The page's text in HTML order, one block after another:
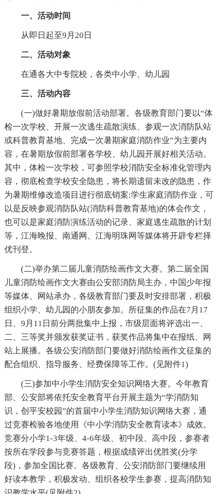
一、活动时间
从即日起至9月20日
二、活动对象
在通各大中专院校，各类中小学、幼儿园
三、活动内容
(一)做好暑期放假前活动部署。各级教育部门要以“体
检一次学校、开展一次逃生疏散演练、参观一次消防队站
或科普教育基地、完成一次暑期家庭消防作业”为主要内
容，在暑期放假前部署各学校、幼儿园开展好相关活动。
其中，体检一次学校，可参照学校消防安全标准化管理内
容，彻底检查学校安全隐患，将长期遗留未改的隐患，作
为暑期维修改造项目进行彻底销案;学生家庭消防作业，可
以是反映参观消防队站(消防科普教育基地)的体会作文，
也可以是家庭消防演练活动的记录、家庭逃生疏散的计划
等，江海晚报、南通网、江海明珠网等媒体将开辟专栏择
优刊登。
(二)举办第二届儿童消防绘画作文大赛。第二届全国
儿童消防绘画作文大赛由公安部消防局主办，中国少年报
等媒体、网站承办，各级教育部门要及时安排部署，积极
组织小学、幼儿园的小朋友参加。所征集的作品在7月17
日、9月11日前分两批集中上报，市级层面将评选出一、
二、三等奖并颁发获奖证书，获奖作品将集中在报纸、网
站上展播。各级公安消防部门要做好消防绘画作文征集的
配合组织、指导服务、经费保障等工作。(见附件1)
(三)参加中小学生消防安全知识网络大赛。今年教育
部、公安部将依托安全教育平台开展主题为“学消防知
识，创平安校园”的首届中小学生消防知识网络大赛，通
过竞赛检验各地使用《中小学消防安全教育读本》成效。
竞赛分小学1-3年级、4-6年级、初中段、高中段，参赛者
按所在学段参与竞赛答题，根据成绩评出优胜奖(分学
段)，参加全国比赛。各级教育、公安消防部门要继续用
好读本教学，积极发动、组织各校学生参赛，提高消防知